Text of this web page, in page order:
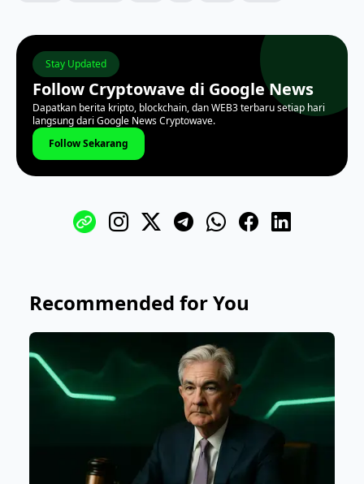
Stay Updated
Follow Cryptowave di Google News
Dapatkan berita kripto, blockchain, dan WEB3 terbaru setiap hari
langsung dari Google News Cryptowave.
Follow Sekarang
Recommended for You